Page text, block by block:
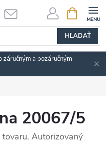
HĽADAŤ
KOŠÍK
záručným a pozáručným
20067/5
Autorizovaný